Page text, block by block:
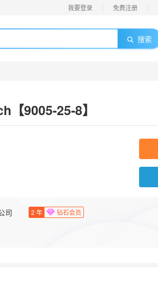
我要登录 免费注册
搜索
9005-25-8】
司 2 年 钻石会员